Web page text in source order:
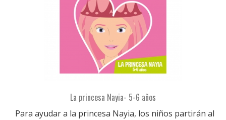
La princesa Nayia- 5-6 años
Para ayudar a la princesa Nayia, los niños partirán al